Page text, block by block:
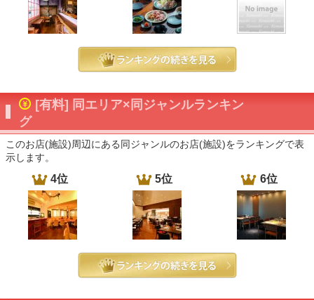
[有料] 同エリア×同ジャンルランキン
グ
このお店(施設)周辺にある同ジャンルのお店(施設)をランキングで表
示します。
4位 5位 6位